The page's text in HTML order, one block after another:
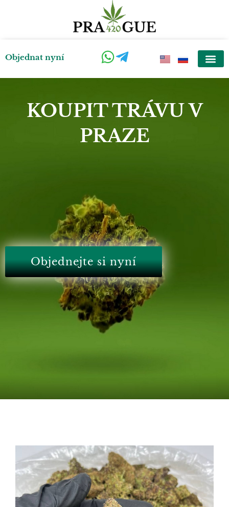
Objednat nyní
KOUPIT TRÁVU V
PRAZE
Objednejte si nyní